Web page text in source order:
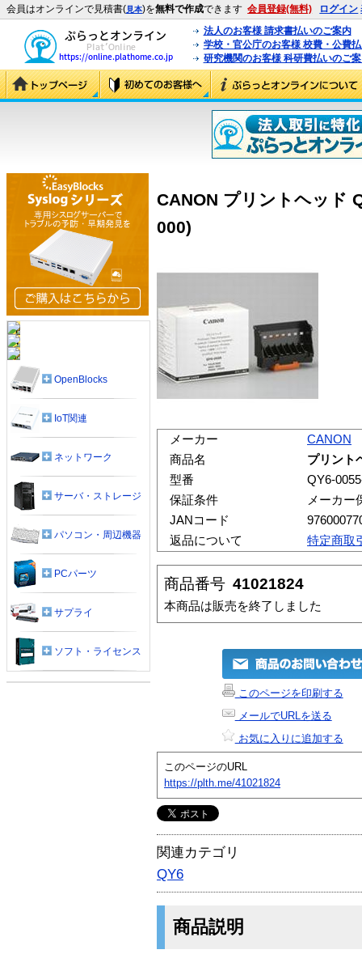
会員はオンラインで見積書(見本)を無料で作成できます 会員登録(無料) ログイン
法人のお客様 請求書払いのご案内
学校・官公庁のお客様 校費・公費
研究機関のお客様 科研費払いのご
CANON プリントヘッド
000)
メーカー
CANON
商品名
プリント
型番
QY6-
保証条件
メーカー
JANコード
返品について
特定商取
商品番号 41021824
本商品は販売を終了しました
このページを印刷する
メールでURLを送る
お気に入りに追加する
このページのURL
https://plth.me/41021824
関連カテゴリ
QY6
商品説明
OpenBlocks
IoT関連
ネットワーク
サーバ・ストレージ
パソコン・周辺機器
PCパーツ
サプライ
ソフト・ライセンス